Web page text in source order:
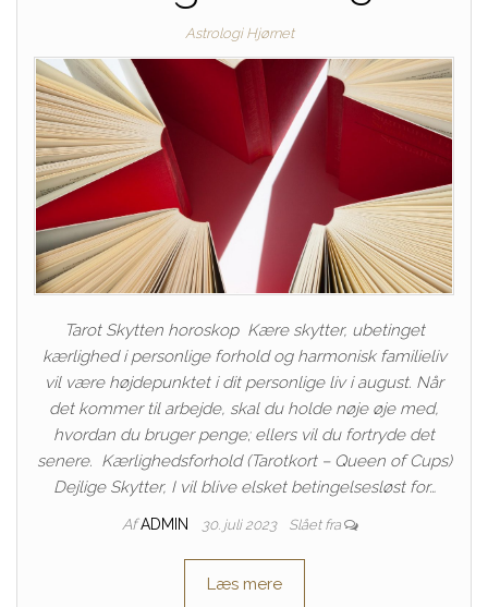
Astrologi Hjørnet
Tarot Skytten horoskop Kære skytter, ubetinget
kærlighed i personlige forhold og harmonisk familieliv
vil være højdepunktet i dit personlige liv i august. Når
det kommer til arbejde, skal du holde nøje øje med,
hvordan du bruger penge; ellers vil du fortryde det
senere. Kærlighedsforhold (Tarotkort – Queen of Cups)
Dejlige Skytter, I vil blive elsket betingelsesløst for…
Af ADMIN 30. juli 2023 Slået fra
Læs mere